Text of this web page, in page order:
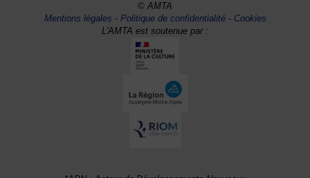
© AMTA
Mentions légales -Politique de confidentialité- Cookies
L'AMTA est soutenue par :